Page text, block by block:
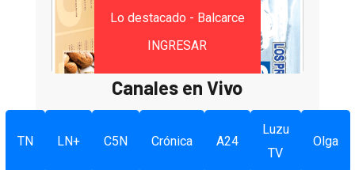
Lo destacado - Balcarce
INGRESAR
Canales en Vivo
TN LN+ C5N Crónica A24
Luzu
TV
Olga